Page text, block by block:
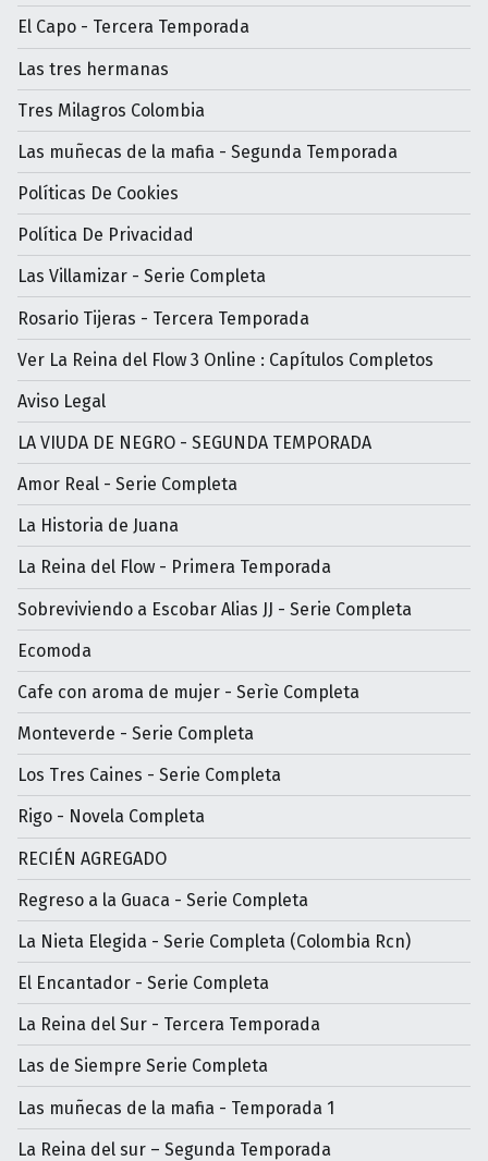
El Capo - Tercera Temporada
Las tres hermanas
Tres Milagros Colombia
Las muñecas de la mafia - Segunda Temporada
Políticas De Cookies
Política De Privacidad
Las Villamizar - Serie Completa
Rosario Tijeras - Tercera Temporada
Ver La Reina del Flow 3 Online : Capítulos Completos
Aviso Legal
LA VIUDA DE NEGRO - SEGUNDA TEMPORADA
Amor Real - Serie Completa
La Historia de Juana
La Reina del Flow - Primera Temporada
Sobreviviendo a Escobar Alias JJ - Serie Completa
Ecomoda
Cafe con aroma de mujer - Serìe Completa
Monteverde - Serie Completa
Los Tres Caines - Serie Completa
Rigo - Novela Completa
RECIÉN AGREGADO
Regreso a la Guaca - Serie Completa
La Nieta Elegida - Serie Completa (Colombia Rcn)
El Encantador - Serie Completa
La Reina del Sur - Tercera Temporada
Las de Siempre Serie Completa
Las muñecas de la mafia - Temporada 1
La Reina del sur – Segunda Temporada